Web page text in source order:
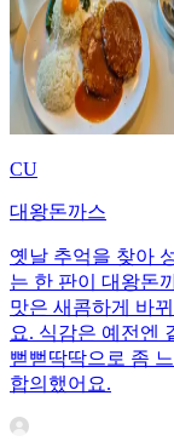
CU
대왕돈까스
옛날 추억을 찾아
는 한 판이 대왕돈
맛은 새콤하게 바
요. 식감은 예전엔
뻗뻗딱딱으로 좀
합의했어요.